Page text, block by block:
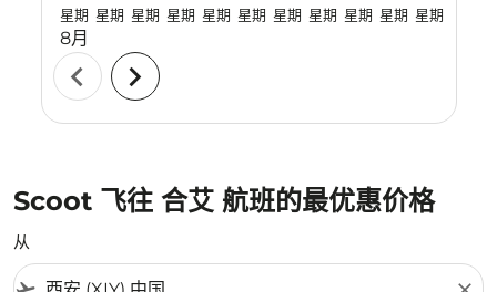
星期
8月
星期 星期 星期 星期 星期 星期 星期 星期 星期 星期
chevron_left chevron_right
Scoot 飞往 合艾 航班的最优惠价格
从